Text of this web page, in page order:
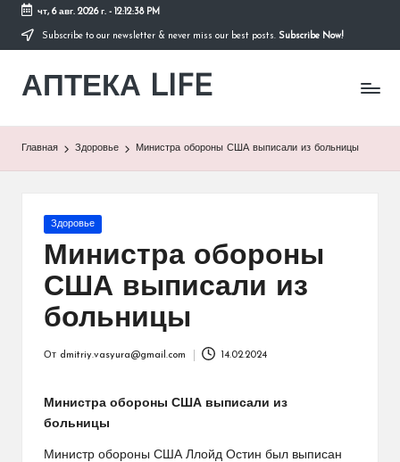
Перейти
содержимому
чт, 6 авг. 2026 г.- 12:12:38 PM
Subscribe to our newsletter & never miss our best posts. Subscribe Now!
АПТЕКА LIFE
сайт
Главная Здоровье Министра обороны США выписали из больницы
Опубликовано
Здоровье
Министра обороны
США выписали из
больницы
От dmitriy.vasyura@gmail.com 14.02.2024
Министра обороны США выписали из
больницы
Министр обороны США Ллойд Остин был выписан